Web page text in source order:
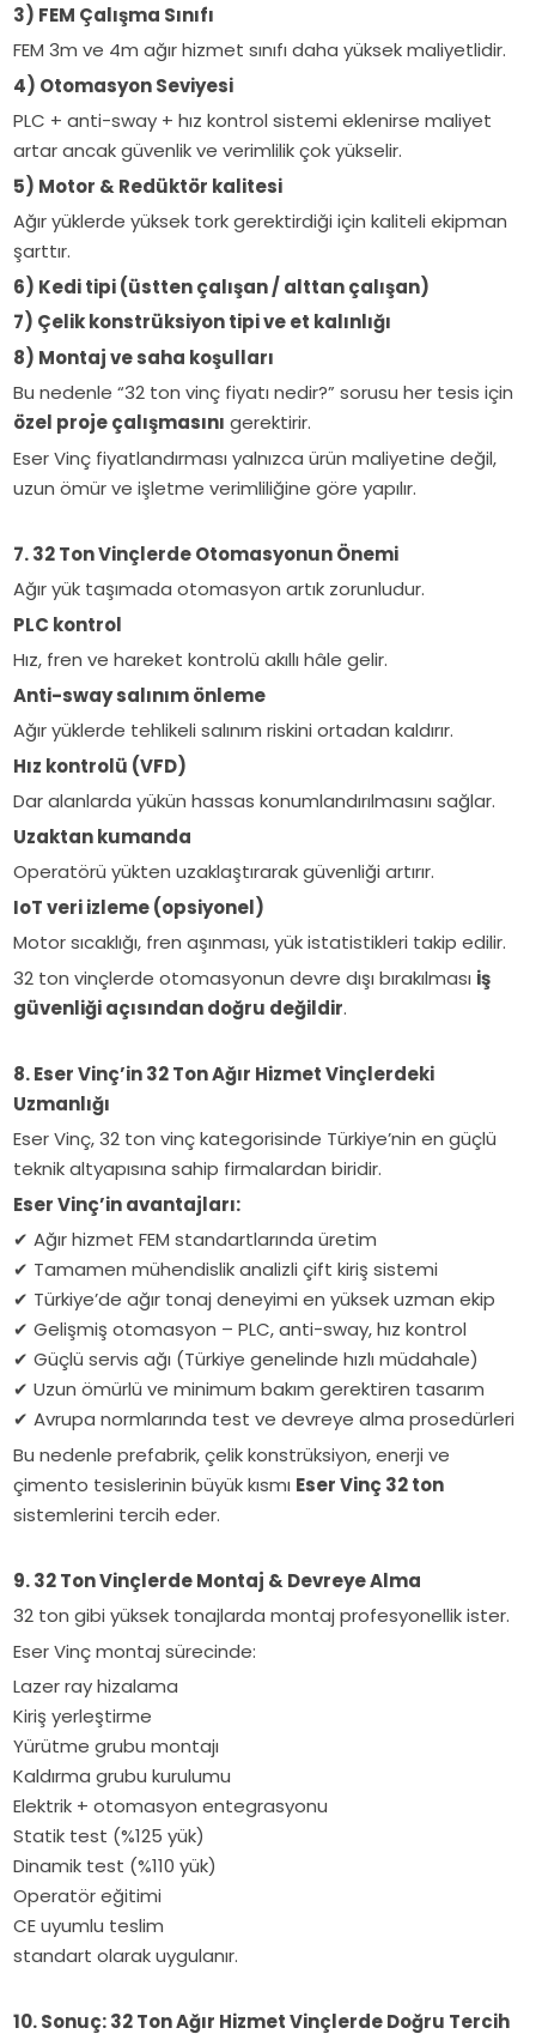
3) FEM Çalışma Sınıfı
FEM 3m ve 4m ağır hizmet sınıfı daha yüksek maliyetlidir.
4) Otomasyon Seviyesi
PLC + anti-sway + hız kontrol sistemi eklenirse maliyet
artar ancak güvenlik ve verimlilik çok yükselir.
5) Motor & Redüktör kalitesi
Ağır yüklerde yüksek tork gerektirdiği için kaliteli ekipman
şarttır.
6) Kedi tipi (üstten çalışan / alttan çalışan)
7) Çelik konstrüksiyon tipi ve et kalınlığı
8) Montaj ve saha koşulları
Bu nedenle “32 ton vinç fiyatı nedir?” sorusu her tesis için
özel proje çalışmasını gerektirir.
Eser Vinç fiyatlandırması yalnızca ürün maliyetine değil,
uzun ömür ve işletme verimliliğine göre yapılır.
7. 32 Ton Vinçlerde Otomasyonun Önemi
Ağır yük taşımada otomasyon artık zorunludur.
PLC kontrol
Hız, fren ve hareket kontrolü akıllı hâle gelir.
Anti-sway salınım önleme
Ağır yüklerde tehlikeli salınım riskini ortadan kaldırır.
Hız kontrolü (VFD)
Dar alanlarda yükün hassas konumlandırılmasını sağlar.
Uzaktan kumanda
Operatörü yükten uzaklaştırarak güvenliği artırır.
IoT veri izleme (opsiyonel)
Motor sıcaklığı, fren aşınması, yük istatistikleri takip edilir.
32 ton vinçlerde otomasyonun devre dışı bırakılması iş
güvenliği açısından doğru değildir.
8. Eser Vinç’in 32 Ton Ağır Hizmet Vinçlerdeki
Uzmanlığı
Eser Vinç, 32 ton vinç kategorisinde Türkiye’nin en güçlü
teknik altyapısına sahip firmalardan biridir.
Eser Vinç’in avantajları:
✔ Ağır hizmet FEM standartlarında üretim
✔ Tamamen mühendislik analizli çift kiriş sistemi
✔ Türkiye’de ağır tonaj deneyimi en yüksek uzman ekip
✔ Gelişmiş otomasyon – PLC, anti-sway, hız kontrol
✔ Güçlü servis ağı (Türkiye genelinde hızlı müdahale)
✔ Uzun ömürlü ve minimum bakım gerektiren tasarım
✔ Avrupa normlarında test ve devreye alma prosedürleri
Bu nedenle prefabrik, çelik konstrüksiyon, enerji ve
çimento tesislerinin büyük kısmı Eser Vinç 32 ton
sistemlerini tercih eder.
9. 32 Ton Vinçlerde Montaj & Devreye Alma
32 ton gibi yüksek tonajlarda montaj profesyonellik ister.
Eser Vinç montaj sürecinde:
Lazer ray hizalama
Kiriş yerleştirme
Yürütme grubu montajı
Kaldırma grubu kurulumu
Elektrik + otomasyon entegrasyonu
Statik test (%125 yük)
Dinamik test (%110 yük)
Operatör eğitimi
CE uyumlu teslim
standart olarak uygulanır.
10. Sonuç: 32 Ton Ağır Hizmet Vinçlerde Doğru Tercih